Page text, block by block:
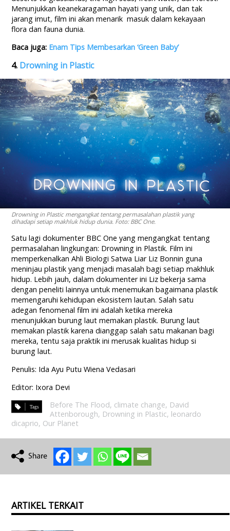
Menunjukkan keanekaragaman hayati yang unik, dan tak
jarang imut, film ini akan menarik masuk dalam kekayaan
flora dan fauna dunia.
Baca juga: Enam Tips Membesarkan ‘Green Baby’
4. Drowning in Plastic
Drowning in Plastic mengangkat tentang permasalahan plastik yang
dihadapi setiap makhluk hidup dunia. Foto: BBC One.
Satu lagi dokumenter BBC One yang mengangkat tentang
permasalahan lingkungan: Drowning in Plastik. Film ini
memperkenalkan Ahli Biologi Satwa Liar Liz Bonnin guna
meninjau plastik yang menjadi masalah bagi setiap makhluk
hidup. Lebih jauh, dalam dokumenter ini Liz bekerja sama
dengan peneliti lainnya untuk menemukan bagaimana plastik
memengaruhi kehidupan ekosistem lautan. Salah satu
adegan fenomenal film ini adalah ketika mereka
menunjukkan burung laut memakan plastik. Burung laut
memakan plastik karena dianggap salah satu makanan bagi
mereka, tentu saja praktik ini merusak kualitas hidup si
burung laut.
Penulis: Ida Ayu Putu Wiena Vedasari
Editor: Ixora Devi
Before The Flood, climate change, David
Attenborough, Drowning in Plastic, leonardo
dicaprio, Our Planet
ARTIKEL TERKAIT